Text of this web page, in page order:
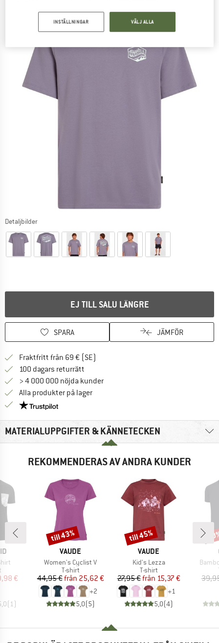
Detaljbilder
EJ TILL SALU LÄNGRE
SPARA JÄMFÖR
Fraktfritt från 69 € (SE)
100 dagars returrätt
> 4 000 000 nöjda kunder
Alla produkter på lager
Trust Pilot-garanti - hitta all information här!
MATERIALUPPGIFTER & KÄNNETECKEN
REKOMMENDERAS AV ANDRA KUNDER
pris
€
(1 )
VARUMÄRKE
VAUDE
Produkter
Women's Cyclist V
Produktgrupp
T-shirt
Pris
44,95 € Reducerat pris
från 25,62 €
+2
5,0(5)
Rabatt
till 43%
VARUMÄRKE
VAUDE
Produkter
Kid's Lezza
Produktgrupp
T-shirt
Pris
27,95 € Reducerat pris
från 15,37 €
+1
5,0(4)
Rabatt
till 45%
INSTÄLLNINGAR VÄLJ ALLA